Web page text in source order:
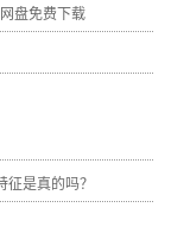
盘免费下载
是真的吗？